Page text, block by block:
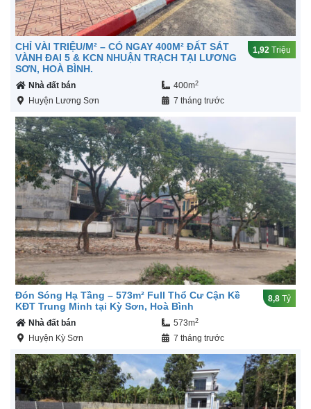
CHỈ VÀI TRIỆU/M² – CÓ NGAY 400M² ĐẤT SÁT
VÀNH ĐAI 5 & KCN NHUẬN TRẠCH TẠI LƯƠNG
SƠN, HOÀ BÌNH.
1,92 Triệu
Nhà đất bán 400m2
Huyện Lương Sơn 7 tháng trước
Đón Sóng Hạ Tầng – 573m² Full Thổ Cư Cận Kề
KĐT Trung Minh tại Kỳ Sơn, Hoà Bình
8,8 Tỷ
Nhà đất bán 573m2
Huyện Kỳ Sơn 7 tháng trước